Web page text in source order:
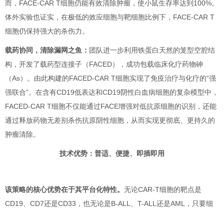
而，FACE-CAR T细胞仍能有效清除肿瘤，使小鼠生存率达到100%。
体外实验也证实，在极低的效应细胞与靶细胞比例下，FACE-CAR T
细胞仍保持强大的杀伤力。
载药协同，清除漏网之鱼： 团队进一步利用铁蛋白天然的笼型空腔结
构，开发了载药型连接子（FACED），成功包载临床化疗药物砷
（As）。由此构建的FACED-CAR T细胞实现了免疫治疗与化疗的“强
强联合”。在含有CD19低表达和CD19阴性白血病细胞的复杂模型中，
FACED-CAR T细胞不仅能通过FACE增强对低抗原细胞的识别，还能
通过释放药物无差别杀伤抗原阴性细胞，从而实现更彻底、更持久的
肿瘤清除。
技术优势：普适、便捷、即插即用
该策略的核心优势在于其平台化特性。 无论CAR-T细胞的靶点是
CD19、CD7还是CD33，也无论是B-ALL、T-ALL还是AML，只要细